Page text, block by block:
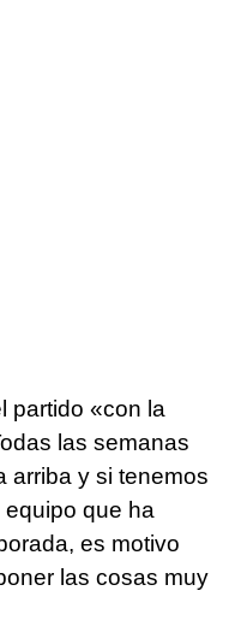
partido «con la
las semanas
arriba y si tenemos
que ha
es motivo
las cosas muy